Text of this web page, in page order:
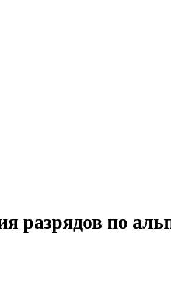
разрядов по